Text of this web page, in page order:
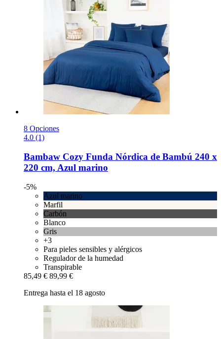
8 Opciones
4.0 (1)
Bambaw Cozy Funda Nórdica de Bambú 240 x
220 cm, Azul marino
-5%
Azul marino
Marfil
Carbón
Blanco
Gris
+3
Para pieles sensibles y alérgicos
Regulador de la humedad
Transpirable
85,49 € 89,99 €
Entrega hasta el 18 agosto